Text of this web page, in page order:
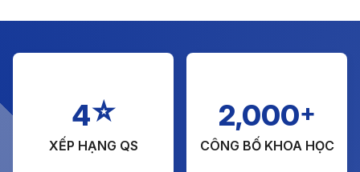
4☆
XẾP HẠNG QS
2,000+
CÔNG BỐ KHOA HỌC